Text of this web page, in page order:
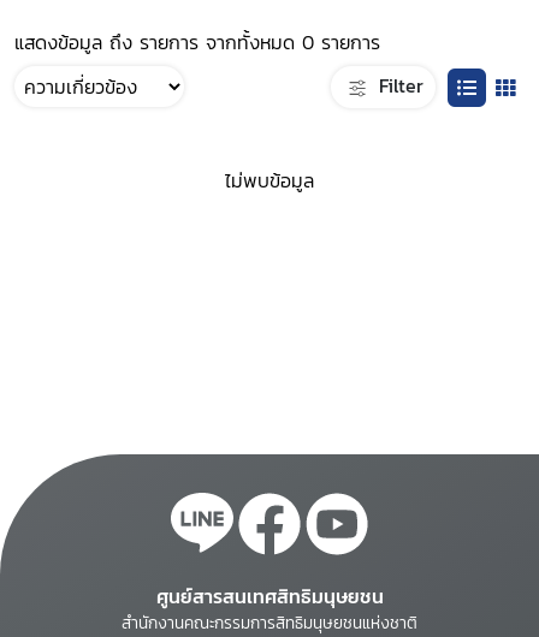
แสดงข้อมูล ถึง รายการ จากทั้งหมด 0 รายการ
Filter
ไม่พบข้อมูล
ศูนย์สารสนเทศสิทธิมนุษยชน
สำนักงานคณะกรรมการสิทธิมนุษยชนแห่งชาติ